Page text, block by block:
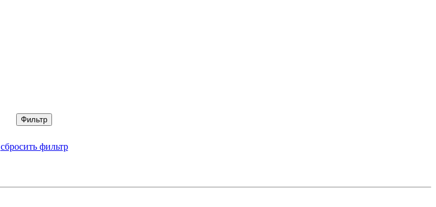
сбросить фильтр